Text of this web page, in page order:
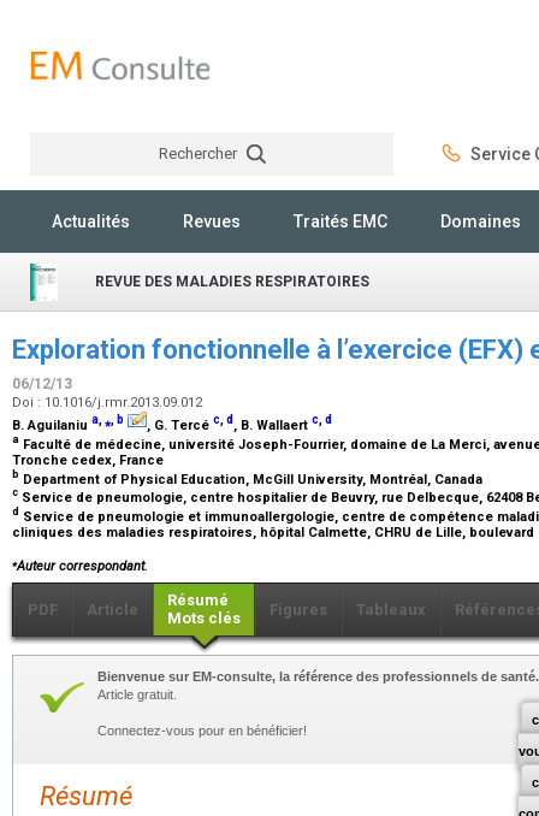
Rechercher Service
Actualités Revues Traités EMC Domaines
REVUE DES MALADIES RESPIRATOIRES
Exploration fonctionnelle à l’exercice
06/12/13
Doi : 10.1016/j.rmr.2013.09.012
B. Aguilaniu a,⁎, b , G. Tercé c,d , B. Wallaert c,d
a Faculté de médecine, université Joseph-Fourrier, domaine de La Merci,
Tronche cedex, France
b Department of Physical Education, McGill University, Montréal, Canada
c Service de pneumologie, centre hospitalier de Beuvry, rue Delbecque, 62408
d Service de pneumologie et immunoallergologie, centre de compétence
cliniques des maladies respiratoires, hôpital Calmette, CHRU de Lille, boulevard
⁎Auteur correspondant.
PDF Article
Résumé
Mots clés
Figures Tableaux
Bienvenue sur EM-consulte, la référence des professionnels de santé.
Article gratuit.
Connectez-vous pour en bénéficier!
Résumé